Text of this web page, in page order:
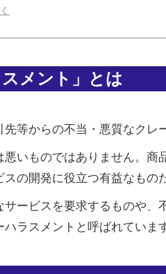
メント」とは
等からの不当・悪質なクレ
いものではありません。
の開発に役立つ有益なもの
ービスを要求するものや
ラスメントと呼ばれていま